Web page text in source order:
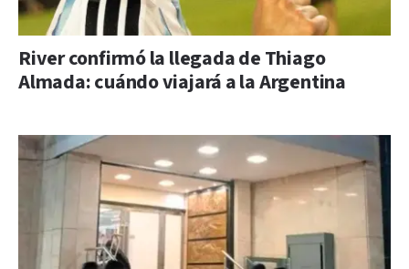
River confirmó la llegada de Thiago
Almada: cuándo viajará a la Argentina